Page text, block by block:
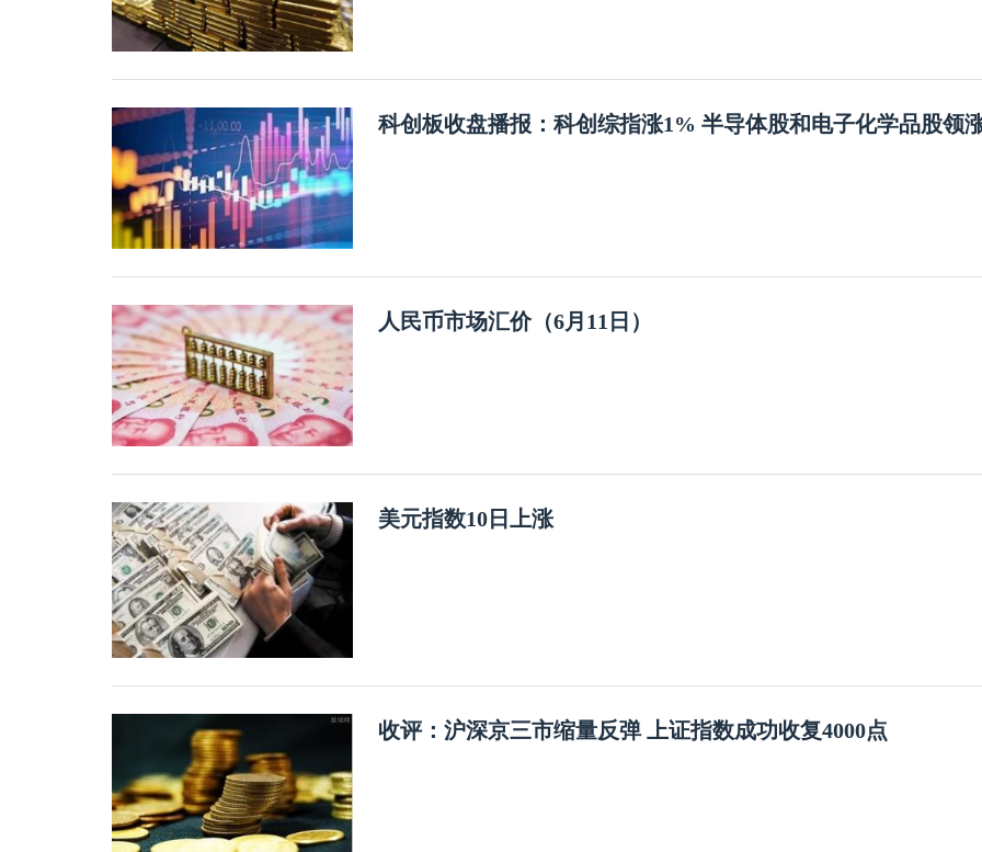
科创板收盘播报：科创综指涨1% 半导体股和电子化学品股领
人民币市场汇价（6月11日）
美元指数10日上涨
收评：沪深京三市缩量反弹 上证指数成功收复4000点